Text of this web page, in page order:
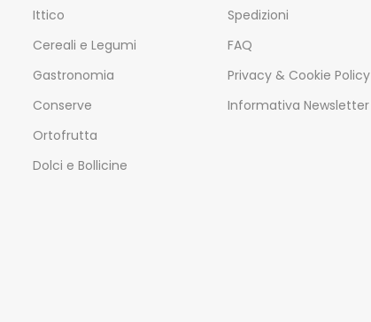
Ittico
Cereali e Legumi
Gastronomia
Conserve
Ortofrutta
Dolci e Bollicine
Spedizioni
FAQ
Privacy & Cookie Policy
Informativa Newsletter